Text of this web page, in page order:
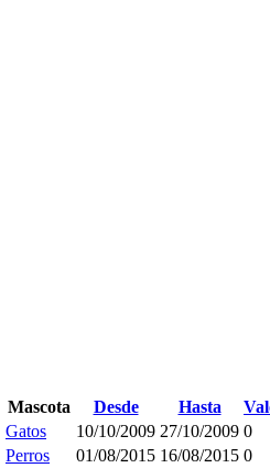
Mascota Desde Hasta
Gatos 10/10/2009 27/10/2009 0
Perros 01/08/2015 16/08/2015 0